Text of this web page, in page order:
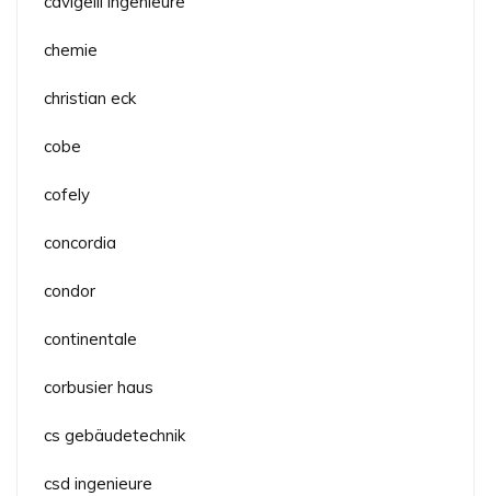
chemie
christian eck
cobe
cofely
concordia
condor
continentale
corbusier haus
cs gebäudetechnik
csd ingenieure